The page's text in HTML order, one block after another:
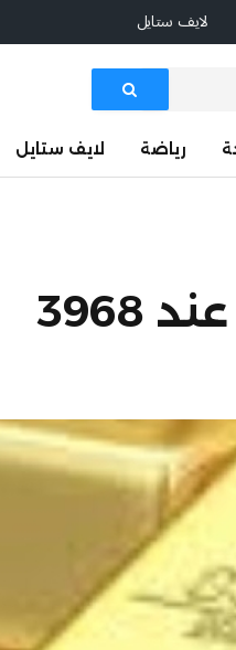
لايف ستايل
رياضة لايف ستايل